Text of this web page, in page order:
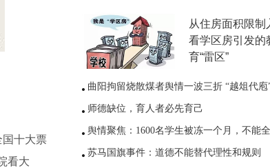
十大票
看大
从住房面积限制
看学区房引发的
育“雷区”
曲阳拘留烧散煤者舆情一波三折 “越俎代庖
师德缺位，育人者必先育己
舆情聚焦：1600名学生被冻一个月，不能全
苏马国旗事件：道德不能替代理性和规则